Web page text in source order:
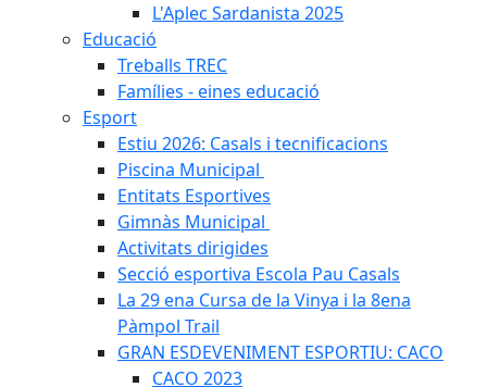
L'Aplec Sardanista 2025
Educació
Treballs TREC
Famílies - eines educació
Esport
Estiu 2026: Casals i tecnificacions
Piscina Municipal
Entitats Esportives
Gimnàs Municipal
Activitats dirigides
Secció esportiva Escola Pau Casals
La 29 ena Cursa de la Vinya i la 8ena
Pàmpol Trail
GRAN ESDEVENIMENT ESPORTIU: CACO
CACO 2023